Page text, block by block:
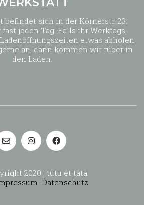
befindet sich in der Körnerstr. 23.
jeden Tag. Falls ihr Werktags,
etwas abholen
an, dann kommen wir rüber in
den Laden.
2020 | tutu et tata
Datenschutz